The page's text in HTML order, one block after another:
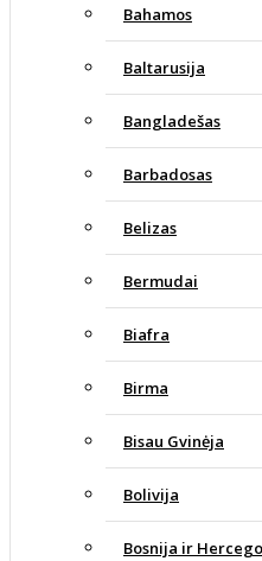
Bahamos
Baltarusija
Bangladešas
Barbadosas
Belizas
Bermudai
Biafra
Birma
Bisau Gvinėja
Bolivija
Bosnija ir